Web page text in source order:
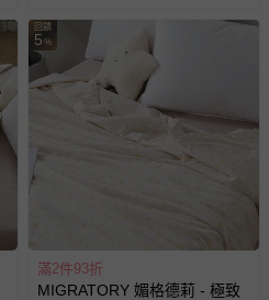
回饋
5 %
滿2件93折
MIGRATORY 媚格德莉 - 極致